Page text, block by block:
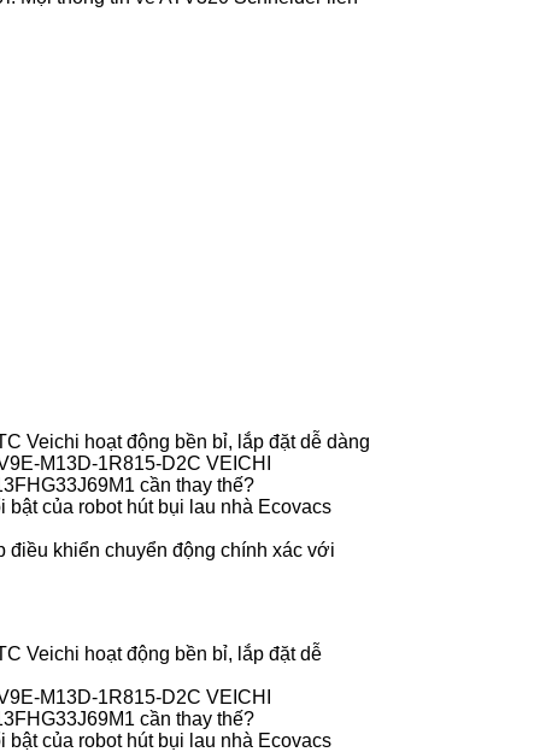
Veichi hoạt động bền bỉ, lắp đặt dễ dàng
M13D-1R815-D2C VEICHI
cần thay thế?
của robot hút bụi lau nhà Ecovacs
điều khiển chuyển động chính xác với
Veichi hoạt động bền bỉ, lắp đặt dễ
M13D-1R815-D2C VEICHI
cần thay thế?
của robot hút bụi lau nhà Ecovacs